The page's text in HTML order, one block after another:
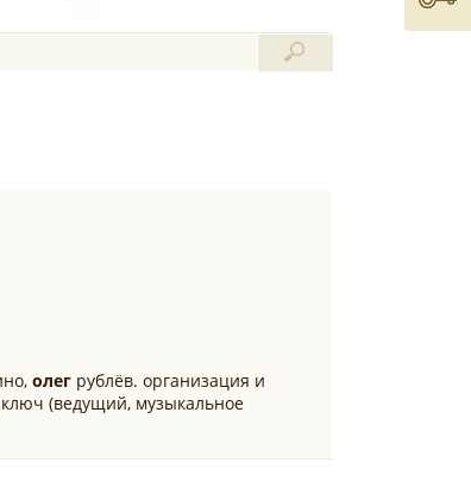
олег рублёв. организация и
(ведущий, музыкальное